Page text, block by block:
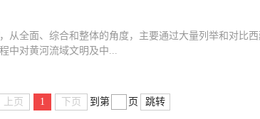
从全面、综合和整体的角度，主要通过大量列举和对比
中对黄河流域文明及中...
上页 1 下页 到第 页 跳转